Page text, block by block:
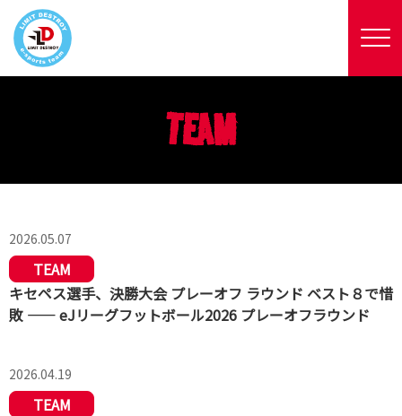
TEAM
2026.05.07
TEAM
キセペス選手、決勝大会 プレーオフ ラウンド ベスト８で惜
敗 —— eJリーグフットボール2026 プレーオフラウンド
2026.04.19
TEAM